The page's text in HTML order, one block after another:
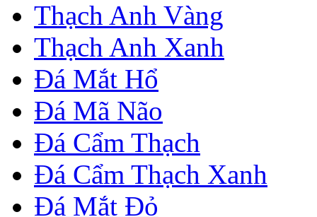
Thạch Anh Vàng
Thạch Anh Xanh
Đá Mắt Hổ
Đá Mã Não
Đá Cẩm Thạch
Đá Cẩm Thạch Xanh
Đá Mắt Đỏ